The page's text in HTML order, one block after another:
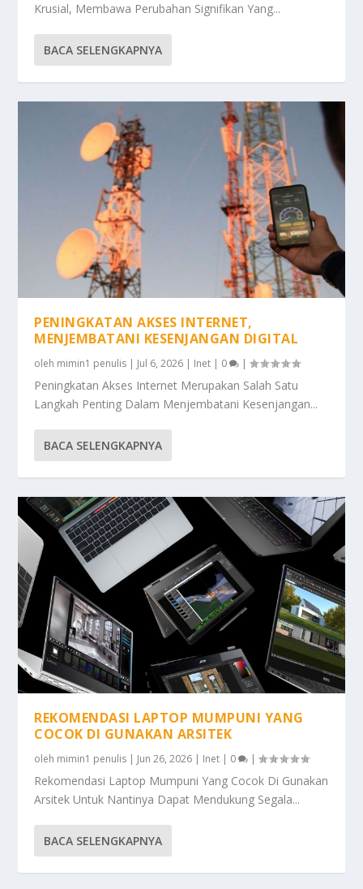
Krusial, Membawa Perubahan Signifikan Yang...
BACA SELENGKAPNYA
PENINGKATAN AKSES INTERNET,
MENJEMBATANI KESENJANGAN DIGITAL
oleh mimin1 penulis | Jul 6, 2026 | Inet | 0 |
Peningkatan Akses Internet Merupakan Salah Satu
Langkah Penting Dalam Menjembatani Kesenjangan...
BACA SELENGKAPNYA
REKOMENDASI LAPTOP MUMPUNI YANG
COCOK DI GUNAKAN ARSITEK
oleh mimin1 penulis | Jun 26, 2026 | Inet | 0 |
Rekomendasi Laptop Mumpuni Yang Cocok Di Gunakan
Arsitek Untuk Nantinya Dapat Mendukung Segala...
BACA SELENGKAPNYA